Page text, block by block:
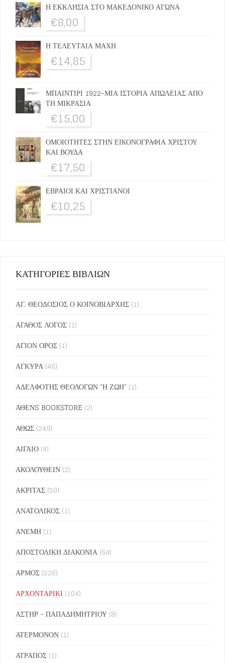
Η ΕΚΚΛΗΣΙΑ ΣΤΟ ΜΑΚΕΔΟΝΙΚΟ ΑΓΩΝΑ
€8,00
Η ΤΕΛΕΥΤΑΙΑ ΜΑΧΗ
€14,85
ΜΠΑΙΝΤΙΡΙ 1922-ΜΙΑ ΙΣΤΟΡΙΑ ΑΠΩΛΕΙΑΣ ΑΠΟ
ΤΗ ΜΙΚΡΑΣΙΑ
€15,00
ΟΜΟΙΟΤΗΤΕΣ ΣΤΗΝ ΕΙΚΟΝΟΓΡΑΦΙΑ ΧΡΙΣΤΟΥ
ΚΑΙ ΒΟΥΔΑ
€17,50
ΕΒΡΑΙΟΙ ΚΑΙ ΧΡΙΣΤΙΑΝΟΙ
€10,25
ΚΑΤΗΓΟΡΙΕΣ ΒΙΒΛΙΩΝ
ΑΓ. ΘΕΟΔΟΣΙΟΣ Ο ΚΟΙΝΟΒΙΑΡΧΗΣ (1)
ΑΓΑΘΟΣ ΛΟΓΟΣ (1)
ΑΓΙΟΝ ΟΡΟΣ (1)
ΑΓΚΥΡΑ (46)
ΑΔΕΛΦΟΤΗΣ ΘΕΟΛΟΓΩΝ "Η ΖΩΗ" (1)
ΑΘΕΝS BOOKSTORE (2)
ΑΘΩΣ (249)
ΑΙΓΑΙΟ (4)
ΑΚΟΛΟΥΘΕΙΝ (2)
ΑΚΡΙΤΑΣ (50)
ΑΝΑΤΟΛΙΚΟΣ (1)
ΑΝΕΜΗ (1)
ΑΠΟΣΤΟΛΙΚΗ ΔΙΑΚΟΝΙΑ (64)
ΑΡΜΟΣ (226)
ΑΡΧΟΝΤΑΡΙΚΙ (104)
ΑΣΤΗΡ - ΠΑΠΑΔΗΜΗΤΡΙΟΥ (8)
ΑΤΕΡΜΟΝΟΝ (1)
ΑΤΡΑΠΟΣ (1)